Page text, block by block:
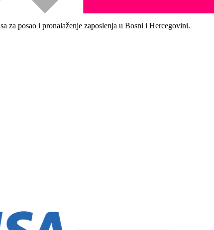
za posao i pronalaženje zaposlenja u Bosni i Hercegovini.